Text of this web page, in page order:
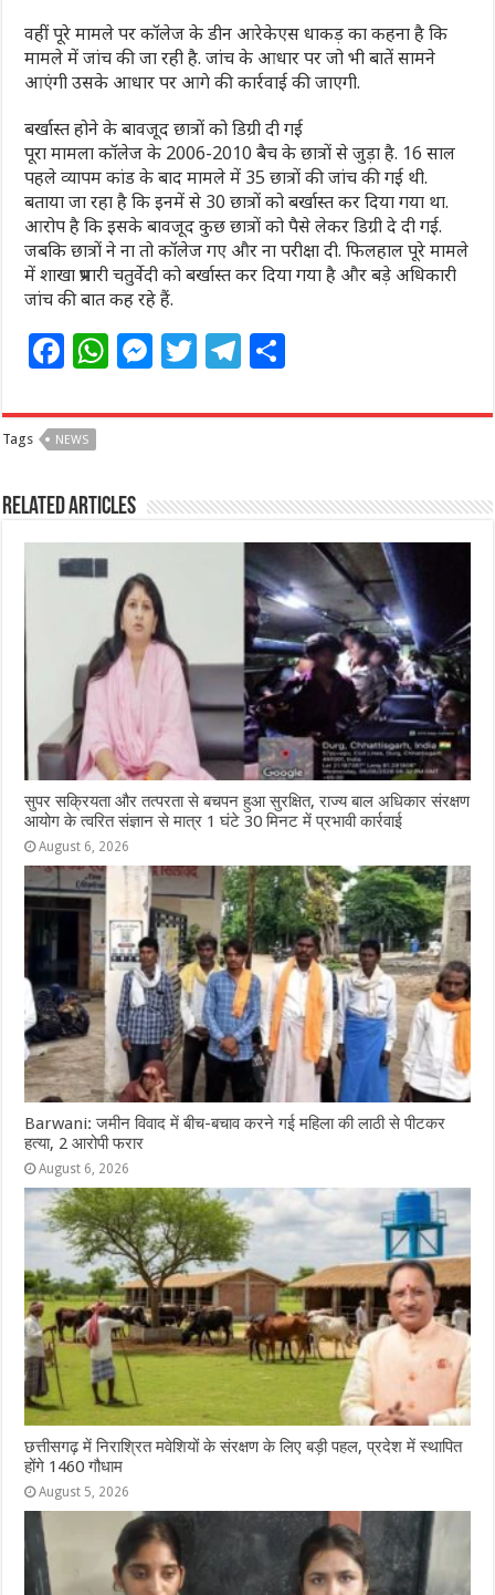
वहीं पूरे मामले पर कॉलेज के डीन आरेकेएस धाकड़ का कहना है कि
मामले में जांच की जा रही है. जांच के आधार पर जो भी बातें सामने
आएंगी उसके आधार पर आगे की कार्रवाई की जाएगी.
बर्खास्त होने के बावजूद छात्रों को डिग्री दी गई
पूरा मामला कॉलेज के 2006-2010 बैच के छात्रों से जुड़ा है. 16 साल
पहले व्यापम कांड के बाद मामले में 35 छात्रों की जांच की गई थी.
बताया जा रहा है कि इनमें से 30 छात्रों को बर्खास्त कर दिया गया था.
आरोप है कि इसके बावजूद कुछ छात्रों को पैसे लेकर डिग्री दे दी गई.
जबकि छात्रों ने ना तो कॉलेज गए और ना परीक्षा दी. फिलहाल पूरे मामले
में शाखा प्रभारी चतुर्वेदी को बर्खास्त कर दिया गया है और बड़े अधिकारी
जांच की बात कह रहे हैं.
F
c
e
b
o
o
W
at
A
p
p
M
ss
n
g
r
T
itt
r
T
e
ra
m
ar
Tags NEWS
Related Articles
सुपर सक्रियता और तत्परता से बचपन हुआ सुरक्षित, राज्य बाल अधिकार संरक्षण
आयोग के त्वरित संज्ञान से मात्र 1 घंटे 30 मिनट में प्रभावी कार्रवाई
August 6, 2026
Barwani: जमीन विवाद में बीच-बचाव करने गई महिला की लाठी से पीटकर
हत्या, 2 आरोपी फरार
August 6, 2026
छत्तीसगढ़ में निराश्रित मवेशियों के संरक्षण के लिए बड़ी पहल, प्रदेश में स्थापित
होंगे 1460 गौधाम
August 5, 2026